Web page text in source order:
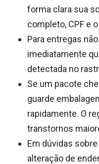
forma clara sua
completo, CPF e
Para entregas
imediatamente
detectada no
Se um pacote
guarde
rapidamente. O
transtornos
Em dúvidas
alteração de